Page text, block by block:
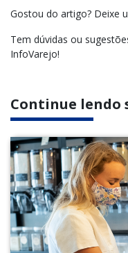
Gostou do artigo? Deixe
Tem dúvidas ou
InfoVarejo!
Continue lendo